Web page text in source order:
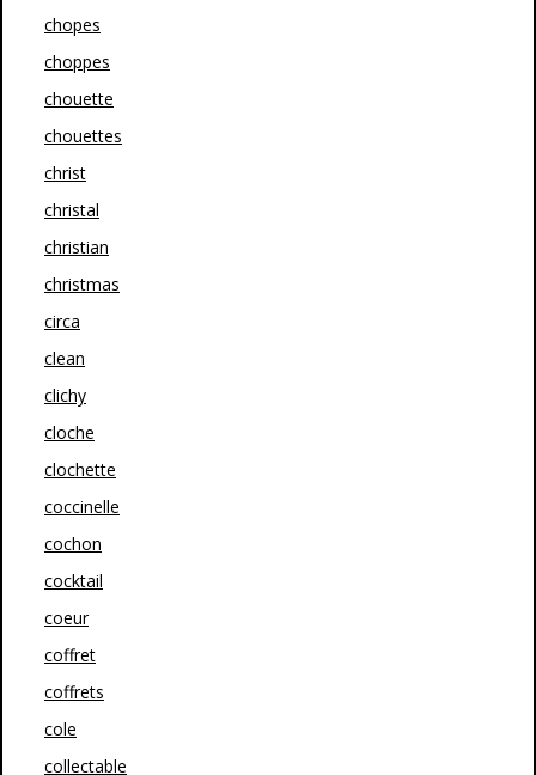
chopes
choppes
chouette
chouettes
christ
christal
christian
christmas
circa
clean
clichy
cloche
clochette
coccinelle
cochon
cocktail
coeur
coffret
coffrets
cole
collectable